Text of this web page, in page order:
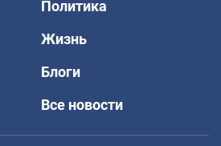
Политика
Жизнь
Блоги
Все новости